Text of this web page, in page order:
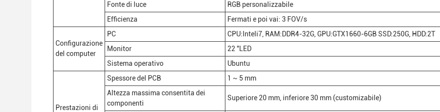
Fonte di luce
RGB personalizzabile
Efficienza
Fermati e poi vai: 3 FOV/s
Configurazione
del computer
PC
CPU:Inteli7, RAM:DDR4-32G, GPU:GTX1660-6GB SSD:250G, HDD:2T
Monitor
22 "LED
Sistema operativo
Ubuntu
Prestazioni di
Spessore del PCB
1 ~ 5 mm
Altezza massima consentita dei
componenti
Superiore 20 mm, inferiore 30 mm (customizabile)